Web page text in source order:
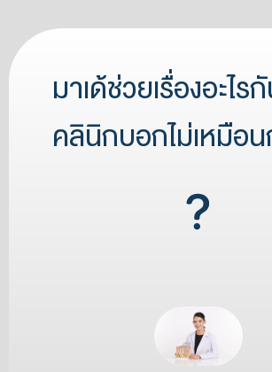
มาเด้ช่วยเรื่องอะไร
คลินิกบอกไม่เหมือ